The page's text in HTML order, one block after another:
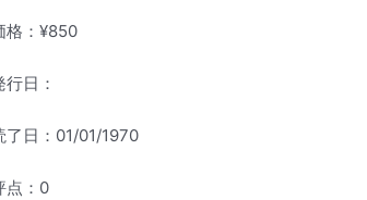
格：¥850
行日：
了日：01/01/1970
点：0